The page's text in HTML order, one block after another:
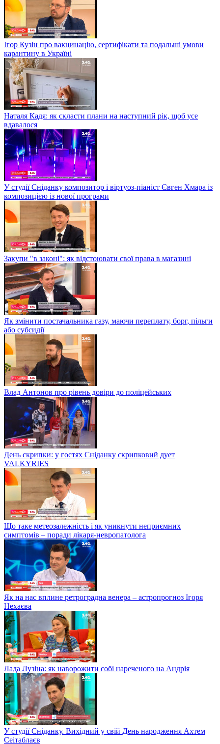
Ігор Кузін про вакцинацію, сертифікати та подальші умови
карантину в Україні
Наталя Кадя: як скласти плани на наступний рік, щоб усе
вдавалося
У студії Сніданку композитор і віртуоз-піаніст Євген Хмара із
композицією із нової програми
Закупи "в законі": як відстоювати свої права в магазині
Як змінити постачальника газу, маючи переплату, борг, пільги
або субсидії
Влад Антонов про рівень довіри до поліцейських
День скрипки: у гостях Сніданку скрипковий дует
VALKYRIES
Що таке метеозалежність і як уникнути неприємних
симптомів – поради лікаря-невропатолога
Як на нас вплине ретроградна венера – астропрогноз Ігоря
Нехаєва
Лада Лузіна: як наворожити собі нареченого на Андрія
У студії Сніданку. Вихідний у свій День народження Ахтем
Сеітаблаєв